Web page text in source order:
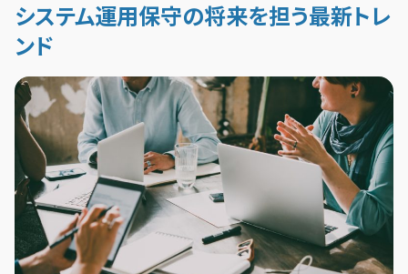
システム運用保守の将来を担う最新トレ
ンド